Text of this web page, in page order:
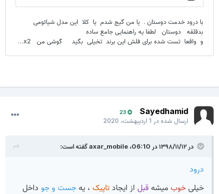
Sayedhamid
23
ارسال شده در1 اردیبهشت، 2020
در ۱۳۹۸/۱۱/۱۲ در 06:10، axar_mobileگفته است:
درود
خیلیخوبمیشهقبل از ایجادتاپیک، یهجست و جوداخل